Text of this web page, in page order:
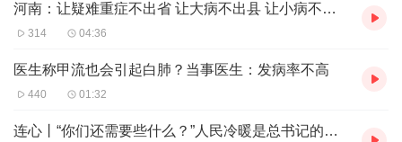
其实，与其说乡村少年儿童“掉”进手机里，不如说他
只是工具，是网游和短视频充满魔力，让缺乏自控力的少年
首先需要厘清的是，不能污名化网游和短视频，它们的存在
河南：让疑难重症不出省 让大病不出县 让小病不出村
314 04:36
医生称甲流也会引起白肺？当事医生：发病率不高
440 01:32
连心丨“你们还需要些什么？”人民冷暖是总书记的时刻牵挂